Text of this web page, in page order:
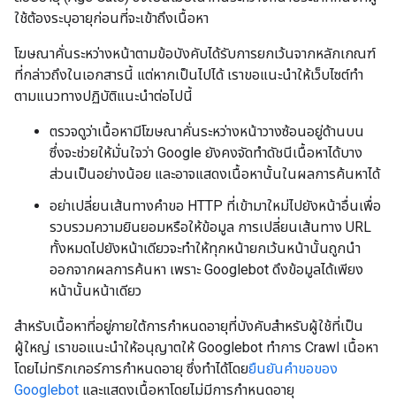
ใช้ต้องระบุอายุก่อนที่จะเข้าถึงเนื้อหา
โฆษณาคั่นระหว่างหน้าตามข้อบังคับได้รับการยกเว้นจากหลักเกณฑ์
ที่กล่าวถึงในเอกสารนี้ แต่หากเป็นไปได้ เราขอแนะนำให้เว็บไซต์ทำ
ตามแนวทางปฏิบัติแนะนำต่อไปนี้
ตรวจดูว่าเนื้อหามีโฆษณาคั่นระหว่างหน้าวางซ้อนอยู่ด้านบน
ซึ่งจะช่วยให้มั่นใจว่า Google ยังคงจัดทำดัชนีเนื้อหาได้บาง
ส่วนเป็นอย่างน้อย และอาจแสดงเนื้อหานั้นในผลการค้นหาได้
อย่าเปลี่ยนเส้นทางคำขอ HTTP ที่เข้ามาใหม่ไปยังหน้าอื่นเพื่อ
รวบรวมความยินยอมหรือให้ข้อมูล การเปลี่ยนเส้นทาง URL
ทั้งหมดไปยังหน้าเดียวจะทำให้ทุกหน้ายกเว้นหน้านั้นถูกนำ
ออกจากผลการค้นหา เพราะ Googlebot ดึงข้อมูลได้เพียง
หน้านั้นหน้าเดียว
สําหรับเนื้อหาที่อยู่ภายใต้การกำหนดอายุที่บังคับสำหรับผู้ใช้ที่เป็น
ผู้ใหญ่ เราขอแนะนําให้อนุญาตให้ Googlebot ทำการ Crawl เนื้อหา
โดยไม่ทริกเกอร์การกําหนดอายุ ซึ่งทำได้โดยยืนยันคําขอของ
Googlebot และแสดงเนื้อหาโดยไม่มีการกำหนดอายุ